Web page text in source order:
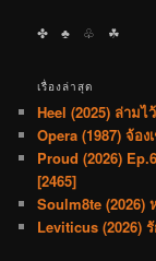
✤ ♣︎ ♧ ☘︎
เรื่องล่าสุด
Heel (2025) ล่ามไ
Opera (1987) จ้อง
Proud (2026)
[2465]
Soulm8te (2026)
Leviticus (2026)